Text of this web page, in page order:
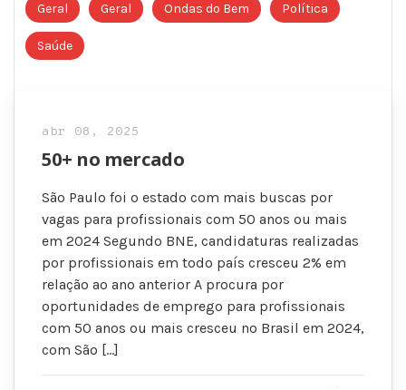
Geral Geral Ondas do Bem Política
Saúde
abr 08, 2025
50+ no mercado
São Paulo foi o estado com mais buscas por
vagas para profissionais com 50 anos ou mais
em 2024 Segundo BNE, candidaturas realizadas
por profissionais em todo país cresceu 2% em
relação ao ano anterior A procura por
oportunidades de emprego para profissionais
com 50 anos ou mais cresceu no Brasil em 2024,
com São […]